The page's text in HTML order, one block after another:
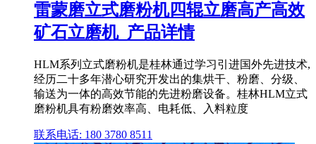
雷蒙磨立式磨粉机四辊立磨高产高效
矿石立磨机_产品详情
HLM系列立式磨粉机是桂林通过学习引进国外先进技术,
经历二十多年潜心研究开发出的集烘干、粉磨、分级、
输送为一体的高效节能的先进粉磨设备。桂林HLM立式
磨粉机具有粉磨效率高、电耗低、入料粒度
联系电话: 180 3780 8511